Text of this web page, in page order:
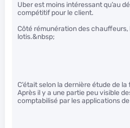
Uber est moins intéressant qu’au
compétitif pour le client.
Côté rémunération des chauffeurs,
lotis.&nbsp;
C’était selon la dernière étude de
Après il y a une partie peu visible
comptabilisé par les applications de